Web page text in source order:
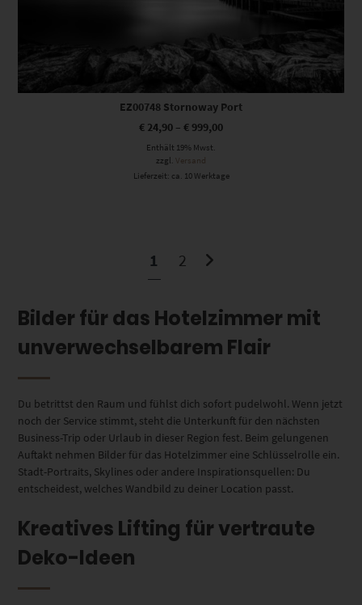
EZ00748 Stornoway Port
€ 24,90 – € 999,00
Enthält 19% Mwst.
zzgl.
Versand
Lieferzeit: ca. 10 Werktage
1 2
Bilder für das Hotelzimmer mit
unverwechselbarem Flair
Du betrittst den Raum und fühlst dich sofort pudelwohl. Wenn jetzt
noch der Service stimmt, steht die Unterkunft für den nächsten
Business-Trip oder Urlaub in dieser Region fest. Beim gelungenen
Auftakt nehmen Bilder für das Hotelzimmer eine Schlüsselrolle ein.
Stadt-Portraits, Skylines oder andere Inspirationsquellen: Du
entscheidest, welches Wandbild zu deiner Location passt.
Kreatives Lifting für vertraute
Deko-Ideen